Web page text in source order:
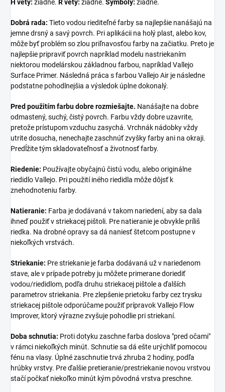
H vety: žiadne. R vety: žiadne. Symboly: žiadne.
Dobrá rada: Tieto vodou riediteľné farby sa najlepšie nanášajú na
jemne drsný a savý povrch. Pri aplikácii na holý plast, alebo kov,
môže byť problém so zlou priľnavosťou farby na začiatku. Preto je
najlepšie pripraviť povrch napríklad modelu nastriekaním
niektorou modelárskou základnou farbou, napríklad Vallejo
Surface Primer. Následná práca s farbou Vallejo Air je následne
podstatne pohodlnejšia a výsledok úplne dokonalý.
Pred použitím farbu dobre rozmiešajte. Nanášajte na dobre
odmastený, suchý, čistý povrch. Farbu vždy dobre uzavrite,
pretože prístupom vzduchu zasychá. Vrchnák nádobky vždy
utrite dosucha, nenechajte zaschnúť zvyšky farby ani na okraji.
Predĺžite tým skladovateľnosť a životnosť farby.
Riedenie: Používajte obyčajnú čistú vodu, alebo originálne
riedidlo Vallejo. Pri použití iného riedidla môže dôjsť k
znehodnoteniu farby.
Natieranie: Farba je dodávaná v takom nariedení, aby sa dala
ihneď použiť v striekacej pištoli. Pre natieranie je obvykle príliš
riedka. Na drobné opravy sa dá naniesť štetcom postupne v
niekoľkých vrstvách.
Striekanie: Pre striekanie je farba dodávaná už v nariedenom
stave, ale v prípade potreby ju môžete primerane doriediť
vodou/riedidlom, podľa druhu striekacej pištole a ďalších
parametrov striekania. Pre zlepšenie prietoku farby cez trysku
striekacej pištole odporúčame použiť prípravok Vallejo Flow
Improver, ktorý výrazne zvyšuje pohodlie pri striekaní.
Doba schnutia: Proti dotyku zaschne farba doslova "pred očami"
v rámci niekoľkých minút. Schnutie sa dá ešte urýchliť pomocou
fénu na vlasy. Úplné zaschnutie trvá zhruba 2 hodiny, podľa
hrúbky vrstvy. Pre ďalšie pretieranie/prestriekanie novou vrstvou
stačí počkať niekoľko minút kým pôvodná vrstva preschne.